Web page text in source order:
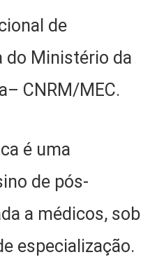
de
do Ministério da
CNRM/MEC.
é uma
de pós-
a médicos, sob
especialização.